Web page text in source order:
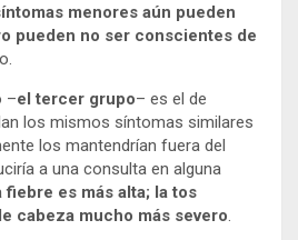
menores aún pueden
pueden no ser conscientes de
–el tercer grupo– es el de
los mismos síntomas similares
los mantendrían fuera del
a una consulta en alguna
fiebre es más alta; la tos
cabeza mucho más severo.